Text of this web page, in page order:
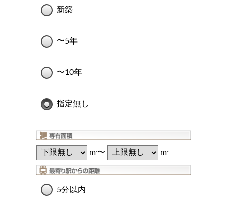
新築
〜5年
〜10年
指定無し
m2〜 m2
5分以内